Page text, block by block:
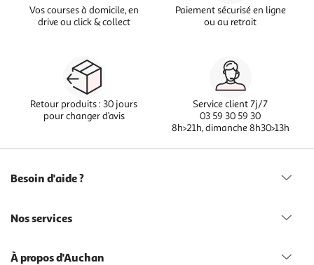
Vos courses à domicile, en
drive ou click & collect
Paiement sécurisé en ligne
ou au retrait
Retour produits : 30 jours
pour changer d’avis
Service client 7j/7
03 59 30 59 30
8h>21h, dimanche 8h30>13h
Besoin d'aide ?
Nos services
À propos d'Auchan